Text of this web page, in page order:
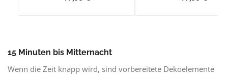
Tischband für Feiern &
Tischband für
15 Minuten bis Mitternacht
Wenn die Zeit knapp wird, sind vorbereitete Dekoelemente